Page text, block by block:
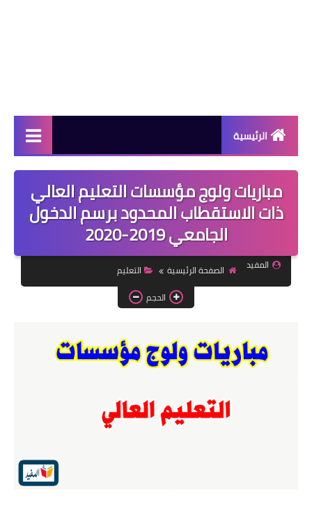
الرئيسية
دورات مجانية
كورسات مجانية
منح دراسية
مقالات مفيدة
تعلم اللغات
الوظيفة
التعليم
مباريات ولوج مؤسسات التعليم العالي
ذات الاستقطاب المحدود برسم الدخول
الجامعي 2019-2020
المفيد الصفحة الرئيسية
التعليم
الحجم